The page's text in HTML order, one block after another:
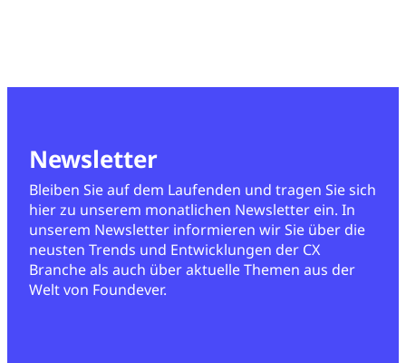
Newsletter
Bleiben Sie auf dem Laufenden und tragen Sie sich
hier zu unserem monatlichen Newsletter ein. In
unserem Newsletter informieren wir Sie über die
neusten Trends und Entwicklungen der CX
Branche als auch über aktuelle Themen aus der
Welt von Foundever.